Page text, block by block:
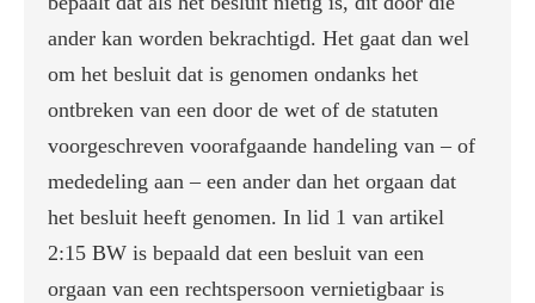
ander kan worden bekrachtigd. Het gaat dan wel
om het besluit dat is genomen ondanks het
ontbreken van een door de wet of de statuten
voorgeschreven voorafgaande handeling van – of
mededeling aan – een ander dan het orgaan dat
het besluit heeft genomen. In lid 1 van artikel
2:15 BW is bepaald dat een besluit van een
orgaan van een rechtspersoon vernietigbaar is